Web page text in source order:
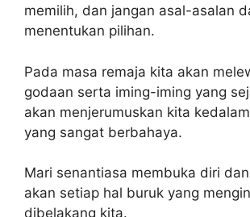
memilih, dan jangan asal-asalan
menentukan pilihan.
Pada masa remaja kita akan
godaan serta iming-iming yang
akan menjerumuskan kita
yang sangat berbahaya.
Mari senantiasa membuka diri
akan setiap hal buruk yang
dibelakang kita.